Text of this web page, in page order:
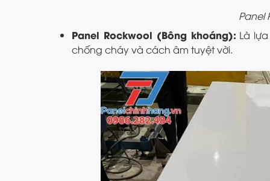
Panel
Panel Rockwool (Bông khoáng): Là
chống cháy và cách âm tuyệt vời.